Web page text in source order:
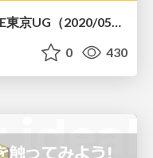
EC-CUBEの最新情報 | EC-CUBE東京UG（2020/05/06）
0 430